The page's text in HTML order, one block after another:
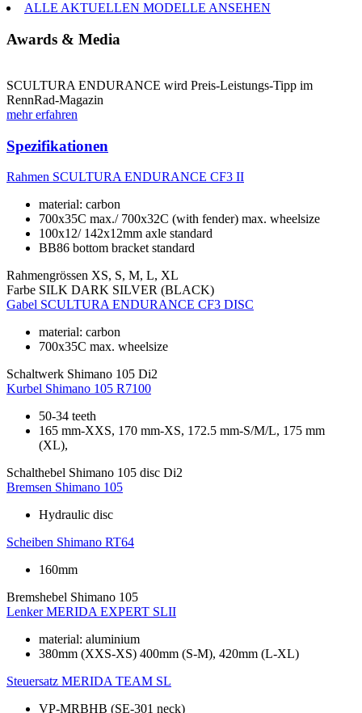
ALLE AKTUELLEN MODELLE ANSEHEN
Awards & Media
SCULTURA ENDURANCE wird Preis-Leistungs-Tipp im
RennRad-Magazin
mehr erfahren
Spezifikationen
Rahmen SCULTURA ENDURANCE CF3 II
material: carbon
700x35C max./ 700x32C (with fender) max. wheelsize
100x12/ 142x12mm axle standard
BB86 bottom bracket standard
Rahmengrössen XS, S, M, L, XL
Farbe SILK DARK SILVER (BLACK)
Gabel SCULTURA ENDURANCE CF3 DISC
material: carbon
700x35C max. wheelsize
Schaltwerk Shimano 105 Di2
Kurbel Shimano 105 R7100
50-34 teeth
165 mm-XXS, 170 mm-XS, 172.5 mm-S/M/L, 175 mm
(XL),
Schalthebel Shimano 105 disc Di2
Bremsen Shimano 105
Hydraulic disc
Scheiben Shimano RT64
160mm
Bremshebel Shimano 105
Lenker MERIDA EXPERT SLII
material: aluminium
380mm (XXS-XS) 400mm (S-M), 420mm (L-XL)
Steuersatz MERIDA TEAM SL
VP-MRBHB (SE-301 neck)